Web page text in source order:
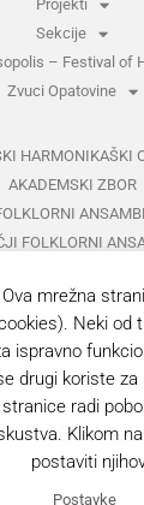
Projekti
Sekcije
– Festival of
Zvuci Opatovine
HARMONIKAŠKI
AKADEMSKI ZBOR
FOLKLORNI
FOLKLORNOG
MEĐUNARODNI
KAZALIŠTE
VOKALNI
GORANOVO PROLJEĆE
Ova mrežna
Neki od
ispravno
drugi koriste
stranice radi
Klikom
postaviti
Postavke